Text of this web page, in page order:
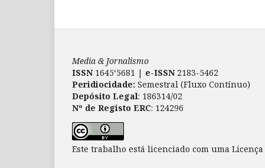
Media & Jornalismo
ISSN 1645‘5681 | e-ISSN2183-5462
Peridiocidade: Semestral (Fluxo Contínuo)
Depósito Legal: 186314/02
Nº de Registo ERC: 124296
Este trabalho está licenciado com uma Licença